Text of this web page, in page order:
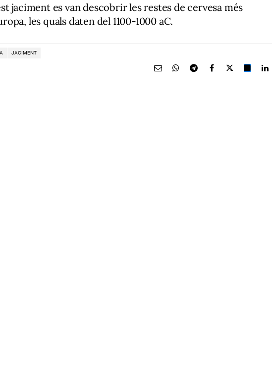
jaciment es van descobrir les restes de cervesa més
les quals daten del 1100-1000 aC.
JACIMENT